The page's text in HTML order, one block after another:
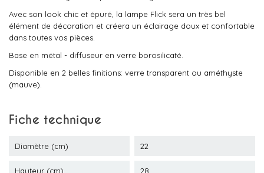
Avec son look chic et épuré, la lampe Flick sera un très bel
élément de décoration et créera un éclairage doux et confortable
dans toutes vos pièces.
Base en métal - diffuseur en verre borosilicaté.
Disponible en 2 belles finitions: verre transparent ou améthyste
(mauve).
Fiche technique
Diamètre (cm) 22
Hauteur (cm) 28